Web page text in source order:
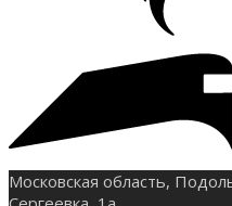
Московская область,